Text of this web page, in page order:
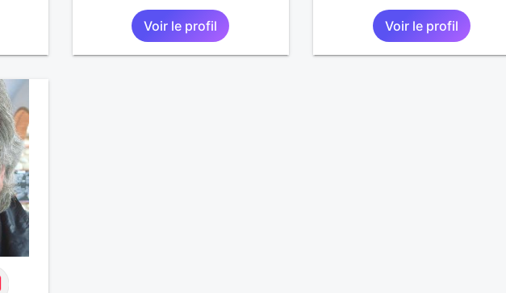
Je suis très optimiste , un
certain sens de l'humour , galant
, respectueux mais parfois un
peu maladroit et timide ! Je
Voir le profil
avec femme de la cinquantaine
à soixantaine passée . Aimerais
la sentir coquinette, pour se
faire des bisous et qui sait se
Voir le profil